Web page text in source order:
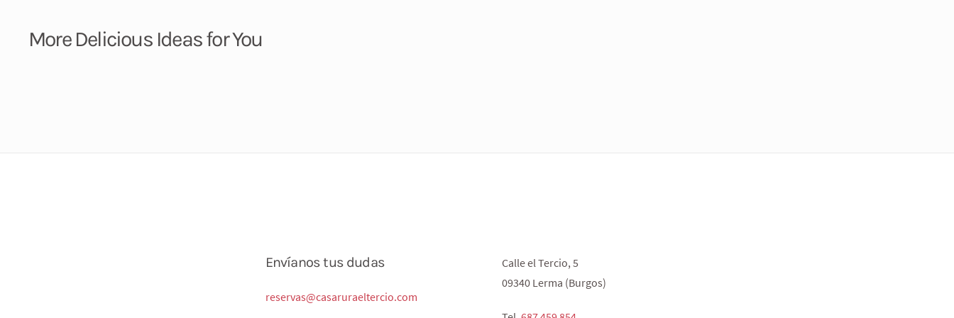
More Delicious Ideas for You
Envíanos tus dudas
reservas@casaruraeltercio.com
Calle el Tercio, 5
09340 Lerma (Burgos)